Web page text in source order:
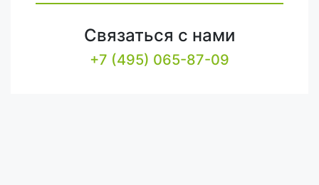
Связаться с нами
+7 (495) 065-87-09